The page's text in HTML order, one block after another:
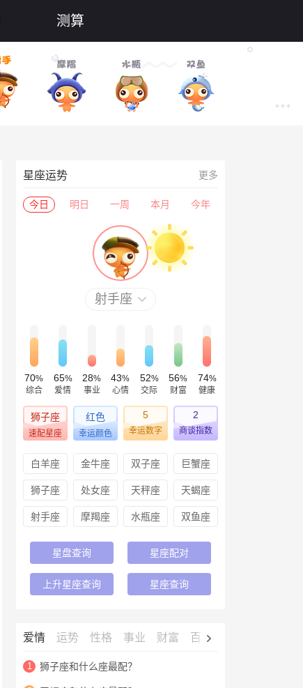
测算
星座运势 更多
今日 明日 一周 本月 今年
射手座
70%
综合
65%
爱情
28%
事业
43%
心情
52%
交际
56%
财富
74%
健康
狮子座
速配星座
红色
幸运颜色
5
幸运数字
2
商谈指数
白羊座 金牛座 双子座 巨蟹座
狮子座 处女座 天秤座 天蝎座
射手座 摩羯座 水瓶座 双鱼座
星盘查询 星座配对
上升星座查询 星座查询
爱情 运势 性格 事业 财富 百科
1 狮子座和什么座最配？